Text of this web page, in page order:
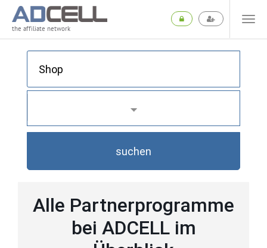
the affiliate network
suchen
Alle Partnerprogramme
bei ADCELL im